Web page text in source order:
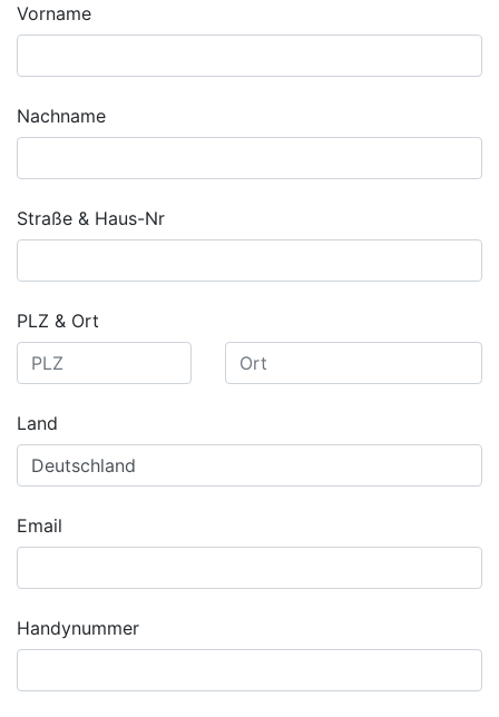
Vorname
Nachname
Straße & Haus-Nr
PLZ & Ort
Land
Email
Handynummer